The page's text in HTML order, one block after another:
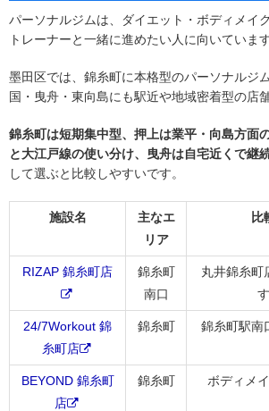
パーソナルジムは、ダイエット・ボディメイ
トレーナーと一緒に進めたい人に向いています
墨田区では、錦糸町に本格型のパーソナルジ
国・曳舟・東向島にも駅近や地域密着型の店
錦糸町は短期集中型、押上は業平・向島方面
と大江戸線の使い分け、曳舟は自宅近くで継
して選ぶと比較しやすいです。
施設名
主なエ
リア
比
RIZAP 錦糸町店
錦糸町
南口
丸井錦糸町
24/7Workout 錦
糸町店
錦糸町
錦糸町駅南
BEYOND 錦糸町
店
錦糸町 ボディメ